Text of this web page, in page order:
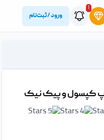
۱
ورود / ثبت‌نام
کپسول و پیک نیک